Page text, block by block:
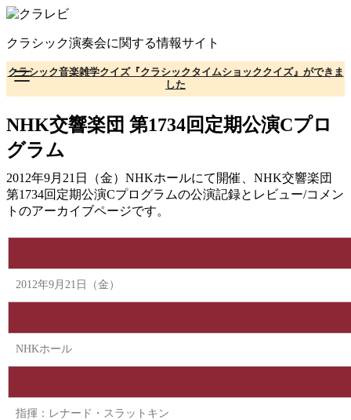
コ
テ
ン
ツ
へ
動
クラシック演奏会に関する情報サイト
クラシック音楽雑学クイズ『クラシックタイムショッククイズ』ができま
した
NHK交響楽団 第1734回定期公演Cプロ
グラム
2012年9月21日（金）NHKホールにて開催、NHK交響楽団
第1734回定期公演Cプログラムの公演記録とレビュー/コメン
トのアーカイブページです。
2012年9月21日（金）
NHKホール
指揮：レナード・スラットキン